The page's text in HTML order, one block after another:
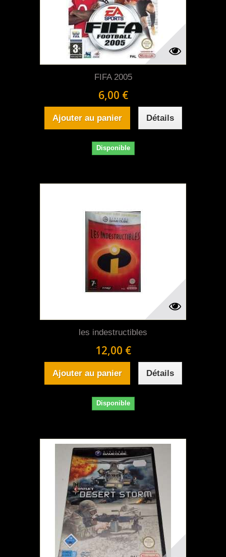
FIFA 2005
6,00 €
Ajouter au panier Détails
Disponible
les indestructibles
12,00 €
Ajouter au panier Détails
Disponible